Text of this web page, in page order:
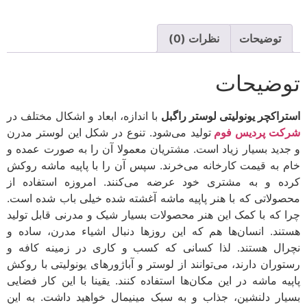
توضیحات نظرات (0)
توضیحات
استراکچر یونولیتی لوستر راگبل با اندازه، ابعاد و اشکال مختلف در
شرکت پردیس فوم تولید می‌شود. تنوع در شکل این لوستر مدرن
و جدید بسیار زیاد است. مشتریان معمولا آن را به صورت عمده و
خام به قیمت کارخانه می‌خرند. سپس آن را با پاپیه ماشه روکش
کرده و به مشتری خود عرضه می‌کنند. امروزه استفاده از
محصولاتی که با هنر پاپیه ماشه آغشته شده خیلی باب شده است.
چرا که با کمک این هنر محصولات بسیار شیک و مدرنی قابل تولید
هستند. انسان‌ها هم که این روزها دنبال اشیاء مدرن، ساده و
نچرال هستند. لذا کسانی که کسب و کاری در زمینه کافه و
رستوران دارند، می‌توانند از لوستر و آباژورهای یونولیتی با روکش
پاپیه ماشه در این مکان‌ها استفاده کنند. یقینا با این کار فضایی
بسیار دلنشین، جذاب و به سبک مینیمال خواهید داشت. به این